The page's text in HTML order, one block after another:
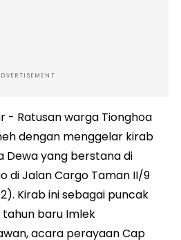
- Ratusan warga Tionghoa
dengan menggelar kirab
Dewa yang berstana di
di Jalan Cargo Taman II/9
Kirab ini sebagai puncak
baru Imlek
acara perayaan Cap